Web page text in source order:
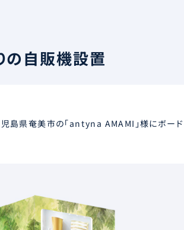
の自販機設置
島県奄美市の「antyna AMAMI」様にボード